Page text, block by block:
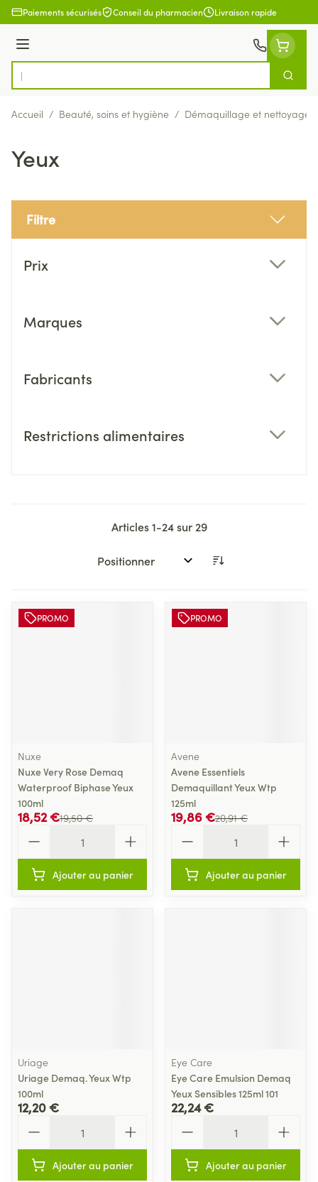
Aller au contenu
Paiements sécurisés Conseil du pharmacien Livraison rapide
Menu
Rechercher
Accueil / Beauté, soins et hygiène / Démaquillage et nettoyage
Yeux
Filtre
Prix
Marques
Fabricants
Restrictions alimentaires
Articles1-24sur 29
Trier par:
PROMO
Nuxe
Nuxe Very Rose Demaq
Waterproof Biphase Yeux
100ml
19,50 €
18,52 €
Ajouter au panier
PROMO
Avene
Avene Essentiels
Demaquillant Yeux Wtp
125ml
20,91 €
19,86 €
Ajouter au panier
Uriage
Uriage Demaq. Yeux Wtp
100ml
12,20 €
Ajouter au panier
Eye Care
Eye Care Emulsion Demaq
Yeux Sensibles 125ml 101
22,24 €
Ajouter au panier